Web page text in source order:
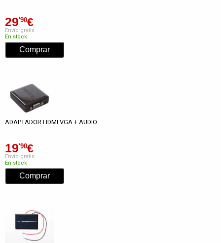
29'90€
Envío gratis
En stock
ADAPTADOR HDMI VGA + AUDIO
19'90€
Envío gratis
En stock